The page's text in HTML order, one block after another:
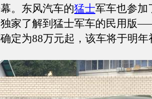
。东风汽车的猛士军车也参加
独家了解到猛士军车的民用
定为88万元起，该车将于明